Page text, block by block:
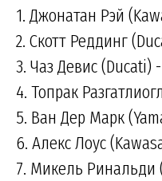
1. Джонатан Рэй
2. Скотт Реддинг
3. Чаз Девис (Ducati)
4. Топрак
5. Ван Дер Марк
6. Алекс Лоус
7. Микель Ринальди